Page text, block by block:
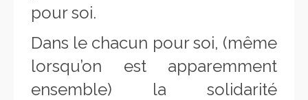
pour soi.
Dans le chacun pour soi, (même
lorsqu’on est apparemment
ensemble) la solidarité